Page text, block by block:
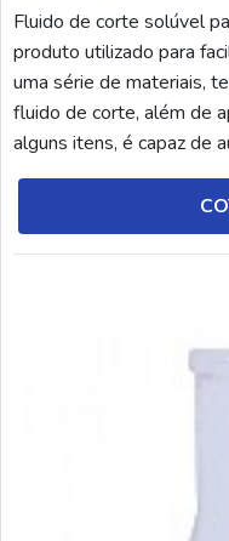
Fluido de corte solúvel
produto utilizado para
uma série de materiais,
fluido de corte, além de
alguns itens, é capaz de
e tornar o ambiente de
higienizado. No entanto,
fluido de corte e suas